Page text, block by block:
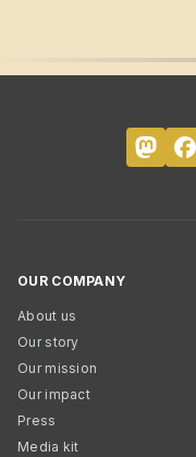
OUR COMPANY
About us
Our story
Our mission
Our impact
Press
Media kit